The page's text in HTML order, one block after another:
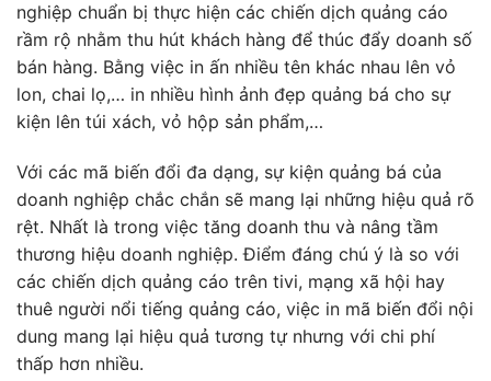
nghiệp chuẩn bị thực hiện các chiến dịch quảng cáo
rầm rộ nhằm thu hút khách hàng để thúc đẩy doanh số
bán hàng. Bằng việc in ấn nhiều tên khác nhau lên vỏ
lon, chai lọ,… in nhiều hình ảnh đẹp quảng bá cho sự
kiện lên túi xách, vỏ hộp sản phẩm,…
Với các mã biến đổi đa dạng, sự kiện quảng bá của
doanh nghiệp chắc chắn sẽ mang lại những hiệu quả rõ
rệt. Nhất là trong việc tăng doanh thu và nâng tầm
thương hiệu doanh nghiệp. Điểm đáng chú ý là so với
các chiến dịch quảng cáo trên tivi, mạng xã hội hay
thuê người nổi tiếng quảng cáo, việc in mã biến đổi nội
dung mang lại hiệu quả tương tự nhưng với chi phí
thấp hơn nhiều.